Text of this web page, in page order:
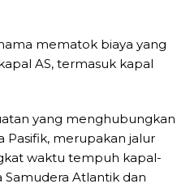
mematok biaya yang
AS, termasuk kapal
yang menghubungkan
Pasifik, merupakan jalur
waktu tempuh kapal-
Samudera Atlantik dan